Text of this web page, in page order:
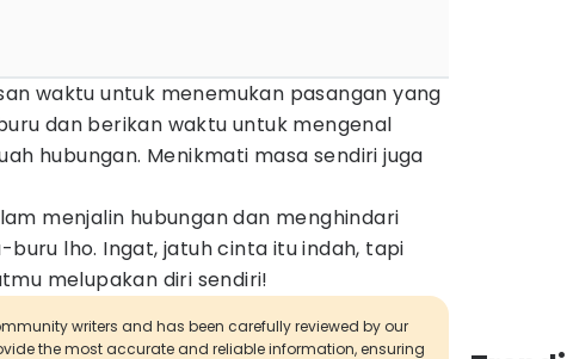
waktu untuk menemukan pasangan yang
dan berikan waktu untuk mengenal
hubungan. Menikmati masa sendiri juga
menjalin hubungan dan menghindari
lho. Ingat, jatuh cinta itu indah, tapi
melupakan diri sendiri!
writers and has been carefully reviewed by our
the most accurate and reliable information, ensuring